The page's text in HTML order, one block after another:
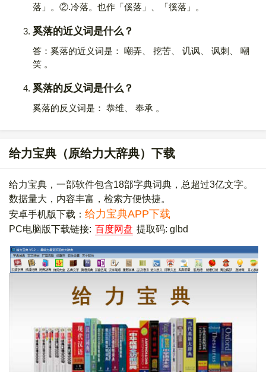
落」。②.冷落。也作「傒落」、「徯落」。
奚落的近义词是什么？
答：奚落的近义词是： 嘲弄、 挖苦、 讥讽、 讽刺、 嘲
笑 。
奚落的反义词是什么？
奚落的反义词是： 恭维、 奉承 。
给力宝典（原给力大辞典）下载
给力宝典，一部软件包含18部字典词典，总超过3亿文字。
数据量大，内容丰富，检索方便快捷。
安卓手机版下载： 给力宝典APP下载
PC电脑版下载链接: 百度网盘 提取码: glbd